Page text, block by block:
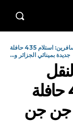
تجديد الحظيرة الوطنية لنقل المسافرين: استلام 435 حافلة
جديدة بمينائي الجزائر و...
المسافرين: استلام 435 حافلة
و جن جن